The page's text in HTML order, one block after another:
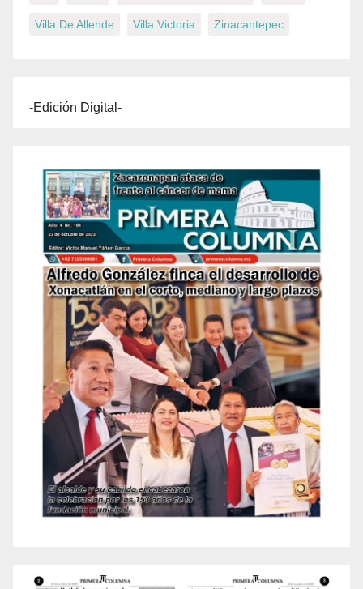
Villa De Allende Villa Victoria Zinacantepec
-Edición Digital-